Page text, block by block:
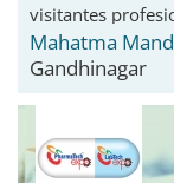
visitantes
Mahatma
Gandhinagar